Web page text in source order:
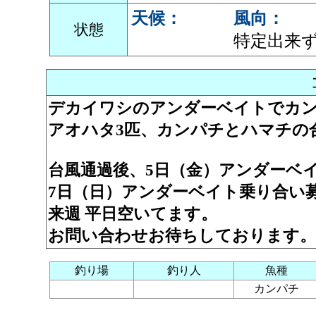
状態
天候：
風向：
特定出来
デカイワシのアンダーベイトでカ
アオハタ3匹、カンパチとハマチの
台風通過後、5日（金）アンダーベ
7日（日）アンダーベイト乗り合い
来週 平日空いてます。
お問い合わせお待ちしております。
釣り場 釣り人
魚種
カンパチ